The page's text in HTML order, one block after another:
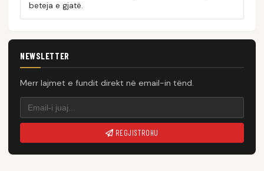
beteja e gjatë.
NEWSLETTER
Merr lajmet e fundit direkt në email-in tënd.
REGJISTROHU